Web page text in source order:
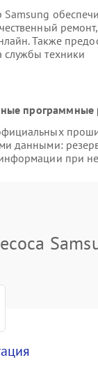
Также
службы техники
программные
данными:
при